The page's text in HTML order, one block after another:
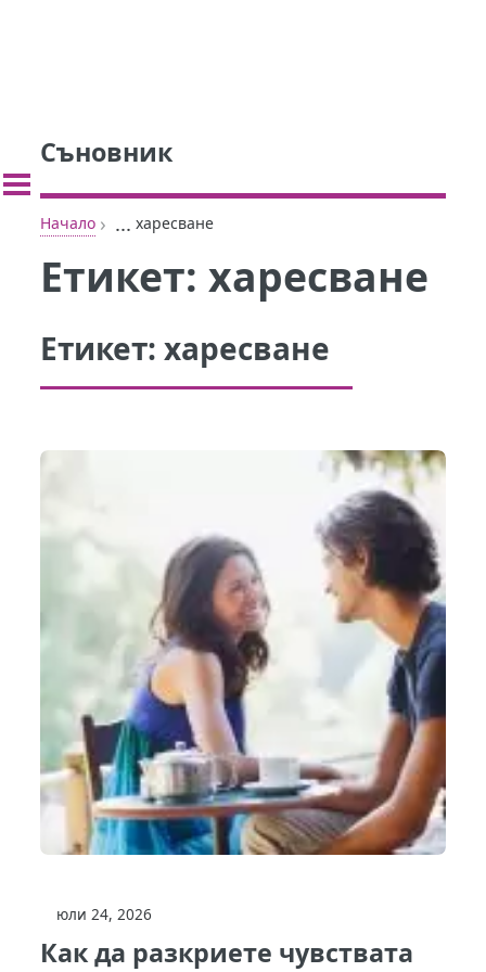
Съновник
Начало › ... харесване
Етикет:харесване
Етикет:харесване
юли 24, 2026
Как да разкриете чувствата